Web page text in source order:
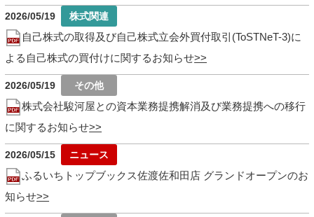
2026/05/19
自己株式の取得及び自己株式立会外買付取引(ToSTNeT-3)に
よる自己株式の買付けに関するお知らせ
2026/05/19
株式会社駿河屋との資本業務提携解消及び業務提携への移行
に関するお知らせ
2026/05/15
ふるいちトップブックス佐渡佐和田店 グランドオープンのお
知らせ